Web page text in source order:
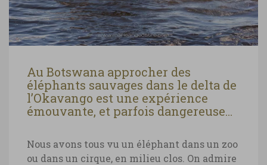
Au Botswana approcher des
éléphants sauvages dans le delta de
l’Okavango est une expérience
émouvante, et parfois dangereuse…
Nous avons tous vu un éléphant dans un zoo
ou dans un cirque, en milieu clos. On admire